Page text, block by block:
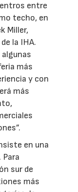
entre
techo, en
Miller,
la IHA.
más
y con
más
en una
sur de
más